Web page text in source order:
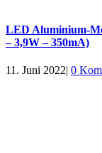
LED Aluminium-
– 3,9W – 350mA)
11. Juni 2022| 0